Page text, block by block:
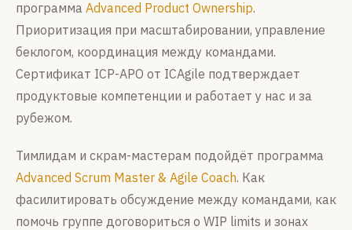
программа Advanced Product Ownership.
Приоритизация при масштабировании, управление
беклогом, координация между командами.
Сертификат ICP-APO от ICAgile подтверждает
продуктовые компетенции и работает у нас и за
рубежом.
Тимлидам и скрам-мастерам подойдёт программа
Advanced Scrum Master & Agile Coach. Как
фасилитировать обсуждение между командами, как
помочь группе договориться о WIP limits и зонах